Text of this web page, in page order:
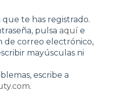
te has registrado.
pulsa aquí e
correo electrónico,
mayúsculas ni
escribe a
.